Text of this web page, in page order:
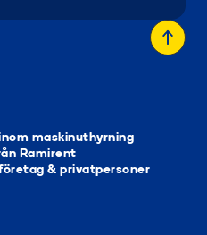
maskinuthyrning
Ramirent
& privatpersoner